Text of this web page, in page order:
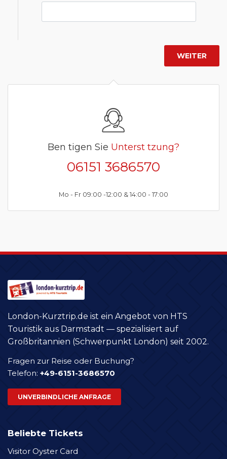
Ben tigen Sie Unterst tzung?
06151 3686570
Mo - Fr 09:00 -12:00 & 14:00 - 17:00
London-Kurztrip.de ist ein Angebot von HTS
Touristik aus Darmstadt — spezialisiert auf
Großbritannien (Schwerpunkt London) seit 2002.
Fragen zur Reise oder Buchung?
Telefon: +49-6151-3686570
UNVERBINDLICHE ANFRAGE
Beliebte Tickets
Visitor Oyster Card